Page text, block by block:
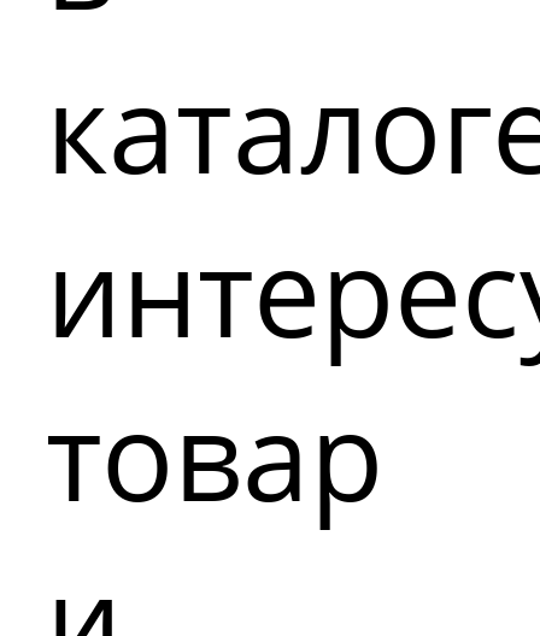
товар